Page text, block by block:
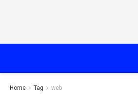
Home Tag web